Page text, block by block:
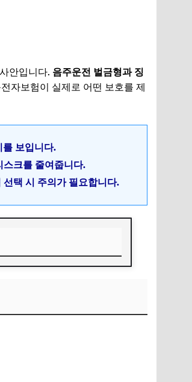
안입니다. 음주운전 벌금형과 징
자보험이 실제로 어떤 보호를 제
를 보입니다.
스크를 줄여줍니다.
택 시 주의가 필요합니다.